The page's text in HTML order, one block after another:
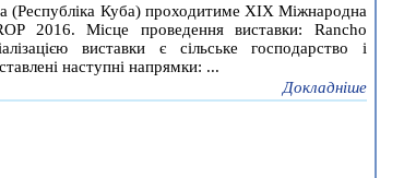
(Республіка Куба) проходитиме XІХ Міжнародна
2016. Місце проведення виставки: Rancho
виставки є сільське господарство і
наступні напрямки: ...
Докладніше